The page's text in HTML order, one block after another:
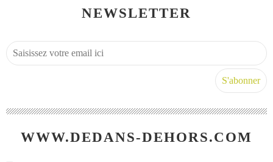
NEWSLETTER
WWW.DEDANS-DEHORS.COM